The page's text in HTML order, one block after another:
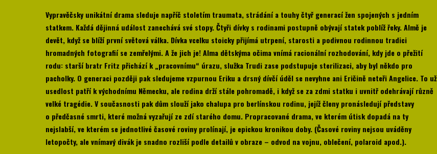
Vypravěčsky unikátní drama sleduje napříč stoletím traumata, strádání a touhy čtyř generací žen spojených s jedním
statkem. Každá dějinná událost zanechává své stopy. Čtyři dívky s rodinami postupně obývají statek poblíž řeky. Almě je
devět, když se blíží první světová válka. Dívka vcelku stoicky ­přijímá utrpení, starosti a podivnou ­rodinnou tradici
hromadných fotografií se zemřelými. A že jich je! Alma dětskýma očima vnímá racionální rozhodování, kdy jde o přežití
rodu: starší bratr Fritz přichází k „pracovnímu“ úrazu, služka Trudi zase podstupuje ­sterilizaci, aby byl někdo pro
pacholky. O generaci později pak sledujeme vzpurnou Eriku a drsný dívčí úděl se nevyhne ani Eričině neteři Angelice. To už
usedlost patří k východnímu Německu, ale rodina drží stále pohromadě, i když se za zdmi statku i uvnitř odehrávají různě
velké tragédie. V současnosti pak dům slouží jako chalupa pro berlínskou rodinu, jejíž členy pronásledují představy
o předčasné smrti, které možná vyzařují ze zdí starého domu. Propracované drama, ve kterém útisk dopadá na ty
nejslabší, ve kterém se jednotlivé časové roviny prolínají, je epickou kronikou doby. (Časové roviny nejsou uváděny
letopočty, ale vnímavý divák je snadno rozliší podle detailů v obraze – odvod na vojnu, oblečení, polaroid apod.).